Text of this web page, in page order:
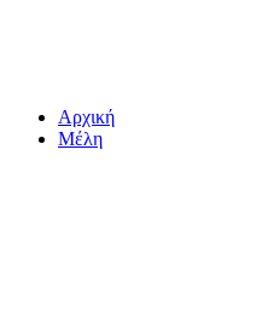
Αρχική
Μέλη